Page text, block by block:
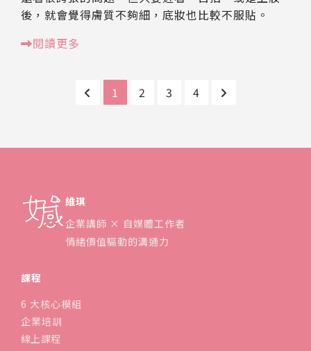
後，就會覺得膚質不夠細，底妝也比較不服貼。
閱讀更多
1 2 3 4
維琪
企業講師 × 自媒體工作者
情緒價值驅動的溝通力
課程
6 大核心模組
企業培訓
線上課程